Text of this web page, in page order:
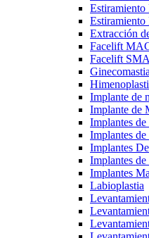
Estiramiento
Extracción
Facelift
Facelift
Ginecomastia
Implante de
Implante de
Implantes
Implantes
Implantes
Implantes
Implantes
Labioplastia